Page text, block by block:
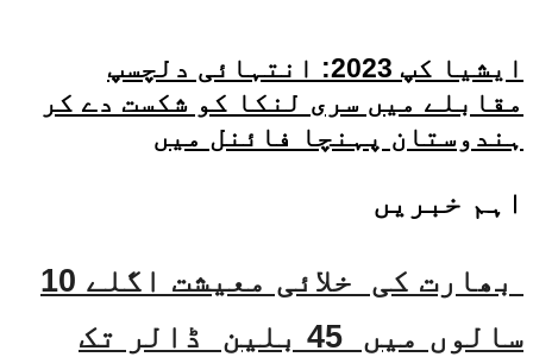
ایشیا کپ 2023: انتہائی دلچسپ
مقابلے میں سری لنکا کو شکست دے کر
ہندوستان پہنچا فائنل میں
اہم خبریں
بھارت کی خلائی معیشت اگلے 10
سالوں میں 45 بلین ڈالر تک